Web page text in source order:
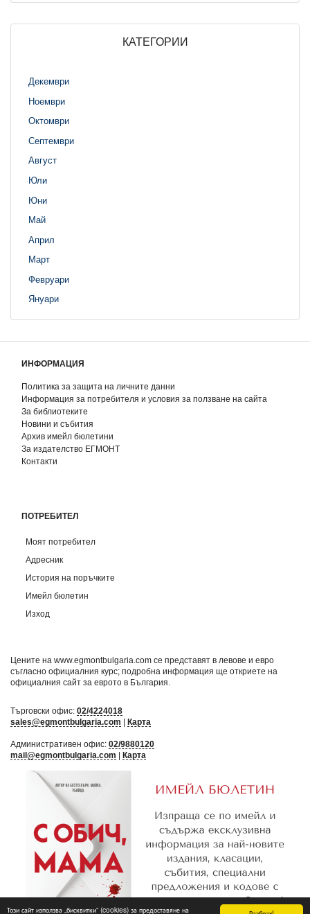
Този сайт използва „бисквитки“ (cookies) за предоставяне на
КАТЕГОРИИ
Декември
Ноември
Октомври
Септември
Август
Юли
Юни
Май
Април
Март
Февруари
Януари
ИНФОРМАЦИЯ
Политика за защита на личните данни
Информация за потребителя и условия за ползване на сайта
За библиотеките
Новини и събития
Архив имейл бюлетини
За издателство ЕГМОНТ
Контакти
ПОТРЕБИТЕЛ
Моят потребител
Адресник
История на поръчките
Имейл бюлетин
Изход
Цените на www.egmontbulgaria.com се представят в левове и евро
съгласно официалния курс; подробна информация ще откриете на
официалния сайт за еврото в България
Търговски офис: 02/4224018
sales@egmontbulgaria.com | Карта
Административен офис: 02/9880120
mail@egmontbulgaria.com | Карта